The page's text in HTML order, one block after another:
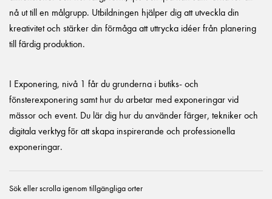
nå ut till en målgrupp. Utbildningen hjälper dig att utveckla din
kreativitet och stärker din förmåga att uttrycka idéer från planering
till färdig produktion.
I Exponering, nivå 1 får du grunderna i butiks- och
fönsterexponering samt hur du arbetar med exponeringar vid
mässor och event. Du lär dig hur du använder färger, tekniker och
digitala verktyg för att skapa inspirerande och professionella
exponeringar.
Sök eller scrolla igenom tillgängliga orter